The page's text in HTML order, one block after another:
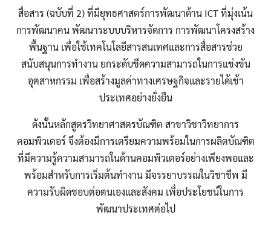
สื่อสาร (ฉบับที่ 2) ที่มียุทธศาสตร์การพัฒนาด้าน ICT ที่มุ่งเน้น
การพัฒนาคน พัฒนาระบบบริหารจัดการ การพัฒนาโครงสร้าง
พื้นฐาน เพื่อใช้เทคโนโลยีสารสนเทศและการสื่อสารช่วย
สนับสนุนการทำงาน ยกระดับขีดความสามารถในการแข่งขัน
อุตสาหกรรม เพื่อสร้างมูลค่าทางเศรษฐกิจและรายได้เข้า
ประเทศอย่างยั่งยืน
ดังนั้นหลักสูตรวิทยาศาสตรบัณฑิต สาขาวิชาวิทยาการ
คอมพิวเตอร์ จึงต้องมีการเตรียมความพร้อมในการผลิตบัณฑิต
ที่มีความรู้ความสามารถในด้านคอมพิวเตอร์อย่างเพียงพอและ
พร้อมสำหรับการเริ่มต้นทำงาน มีจรรยาบรรณในวิชาชีพ มี
ความรับผิดชอบต่อตนเองและสังคม เพื่อประโยชน์ในการ
พัฒนาประเทศต่อไป